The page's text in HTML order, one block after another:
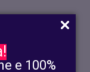
e 100%